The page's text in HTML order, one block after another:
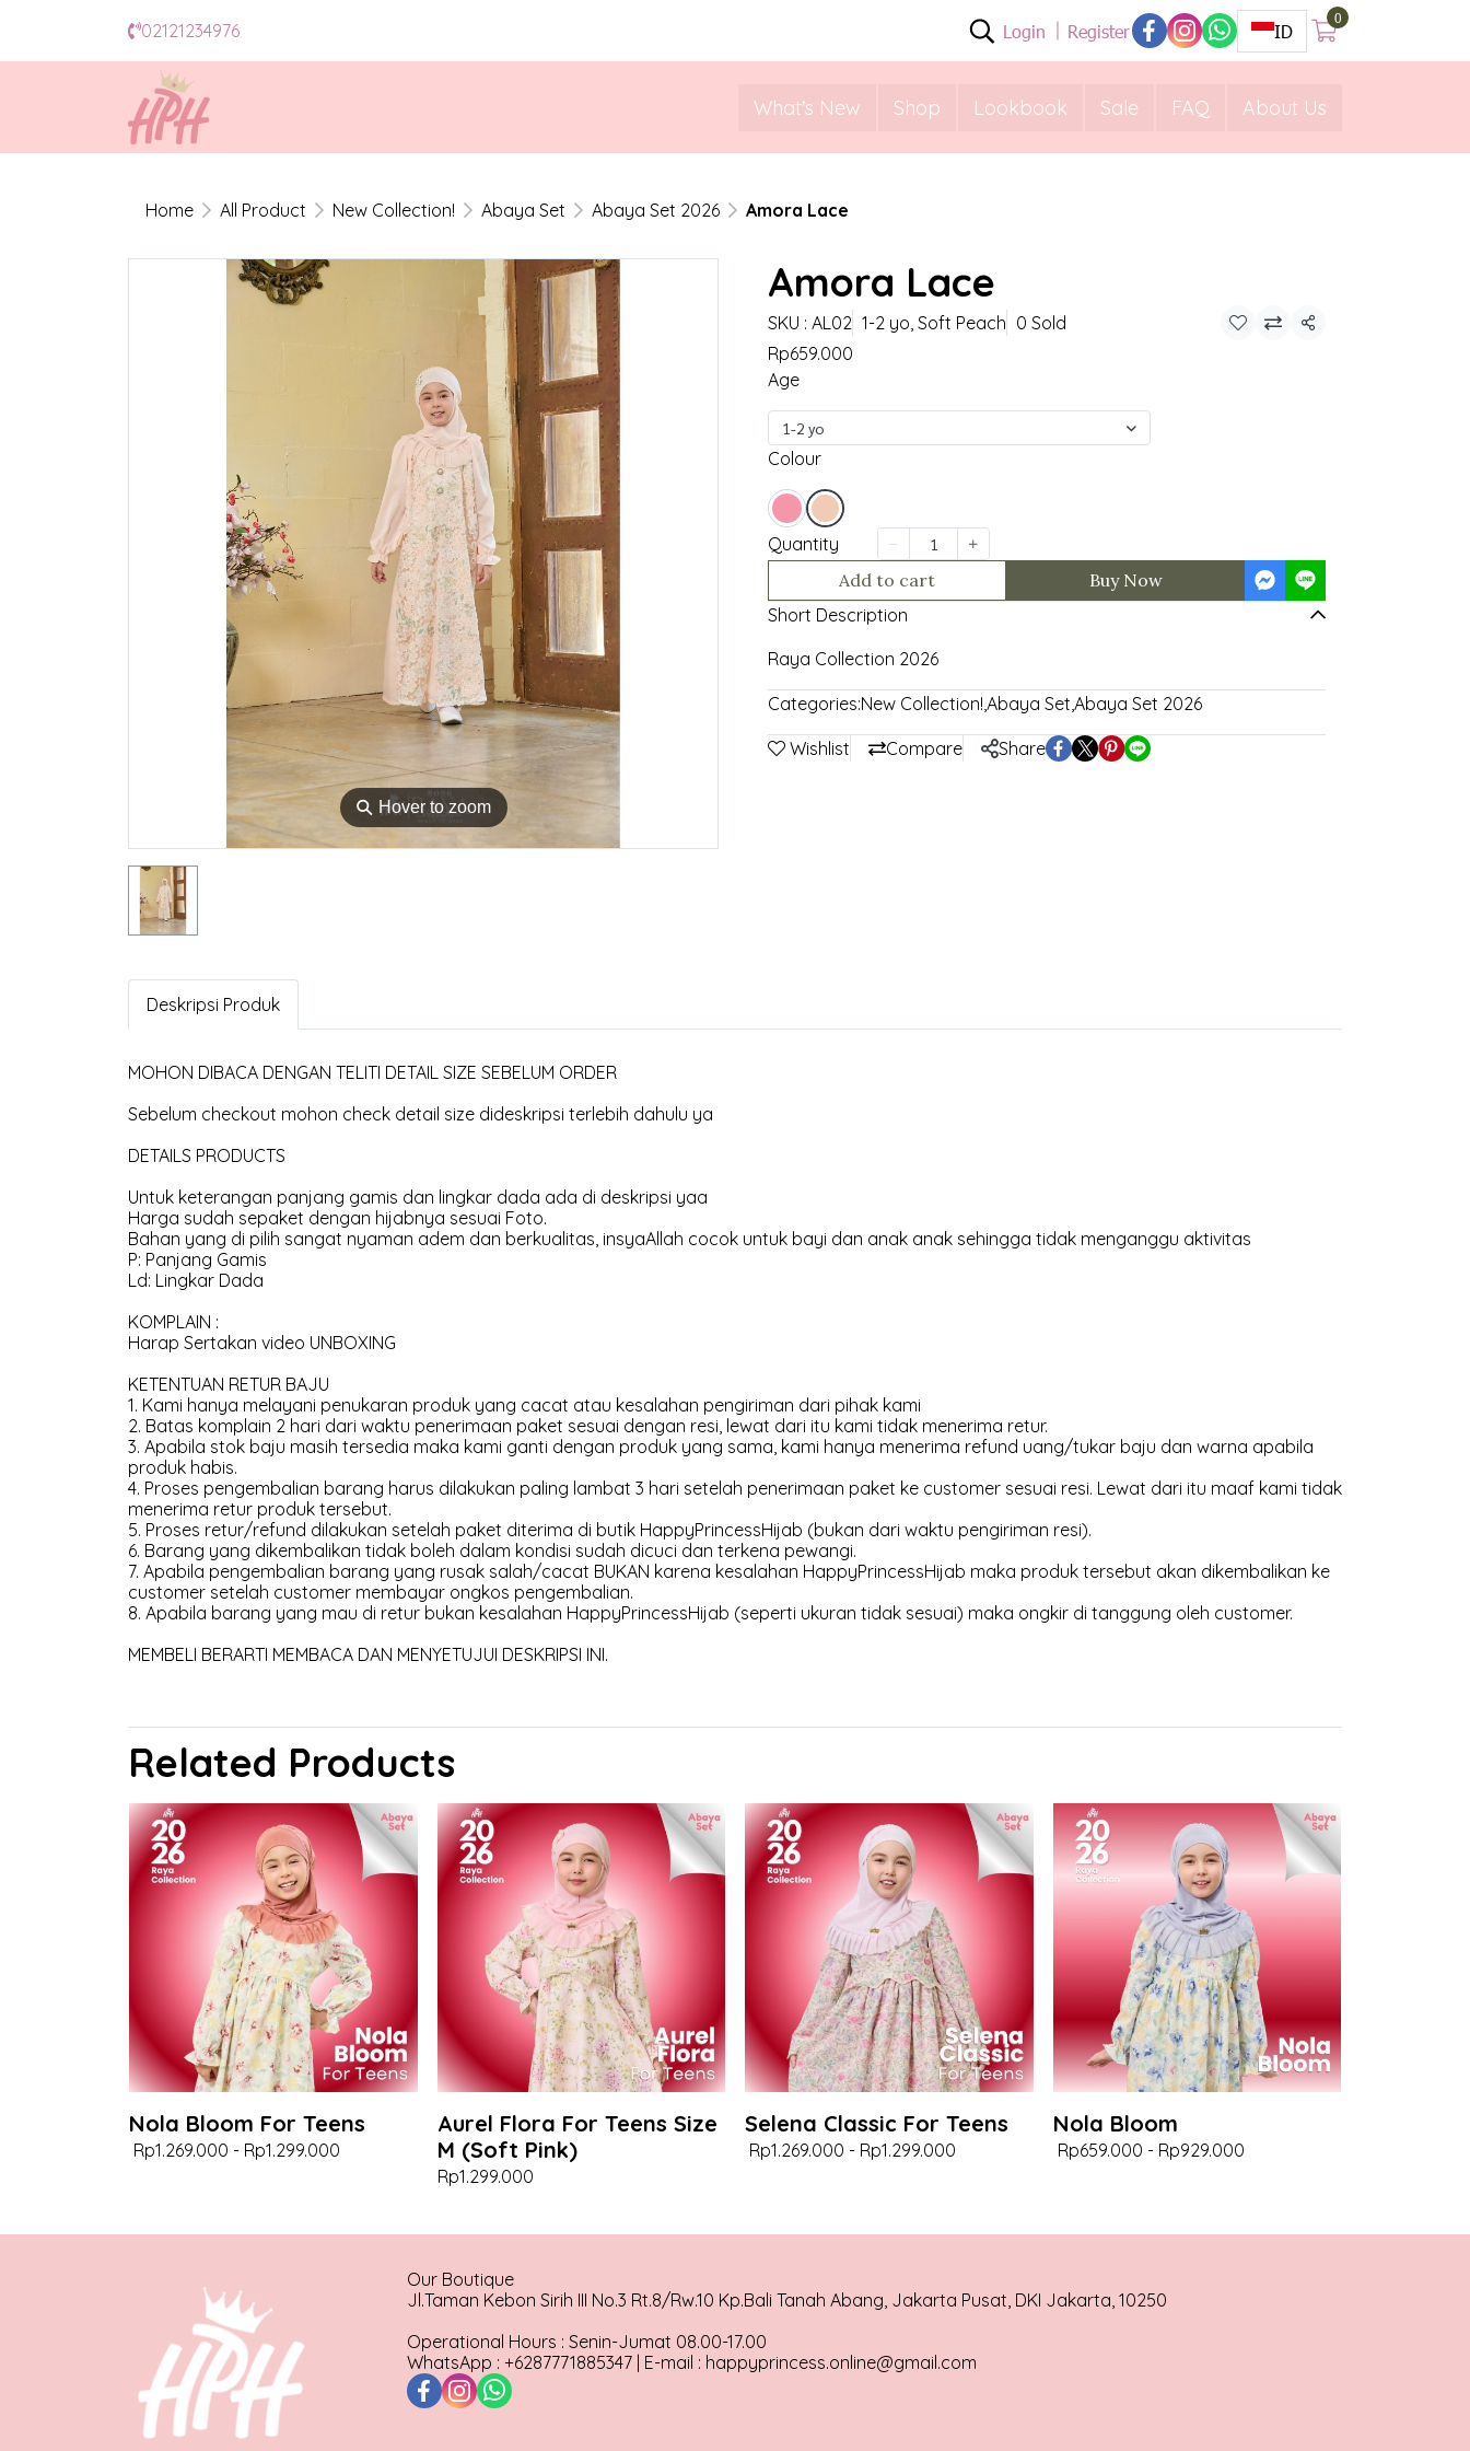
02121234976 Login Register ID
0
What's New Shop Lookbook Sale FAQ About Us
Home All Product New Collection! Abaya Set Abaya Set 2026 Amora Lace
⚲ Hover to zoom
Amora Lace
SKU : AL02 1-2 yo, Soft Peach 0 Sold
Share
Rp659.000
Age
1-2 yo
Colour
Quantity
Add to cart
Buy Now
Short Description
Raya Collection 2026
Categories:New Collection!,Abaya Set,Abaya Set 2026
Wishlist Compare Share
Deskripsi Produk
MOHON DIBACA DENGAN TELITI DETAIL SIZE SEBELUM ORDER
Sebelum checkout mohon check detail size dideskripsi terlebih dahulu ya
DETAILS PRODUCTS
Untuk keterangan panjang gamis dan lingkar dada ada di deskripsi yaa
Harga sudah sepaket dengan hijabnya sesuai Foto.
Bahan yang di pilih sangat nyaman adem dan berkualitas, insyaAllah cocok untuk bayi dan anak anak sehingga tidak menganggu aktivitas
P: Panjang Gamis
Ld: Lingkar Dada
KOMPLAIN :
Harap Sertakan video UNBOXING
KETENTUAN RETUR BAJU
1. Kami hanya melayani penukaran produk yang cacat atau kesalahan pengiriman dari pihak kami
2. Batas komplain 2 hari dari waktu penerimaan paket sesuai dengan resi, lewat dari itu kami tidak menerima retur.
3. Apabila stok baju masih tersedia maka kami ganti dengan produk yang sama, kami hanya menerima refund uang/tukar baju dan warna apabila
produk habis.
4. Proses pengembalian barang harus dilakukan paling lambat 3 hari setelah penerimaan paket ke customer sesuai resi. Lewat dari itu maaf kami tidak
menerima retur produk tersebut.
5. Proses retur/refund dilakukan setelah paket diterima di butik HappyPrincessHijab (bukan dari waktu pengiriman resi).
6. Barang yang dikembalikan tidak boleh dalam kondisi sudah dicuci dan terkena pewangi.
7. Apabila pengembalian barang yang rusak salah/cacat BUKAN karena kesalahan HappyPrincessHijab maka produk tersebut akan dikembalikan ke
customer setelah customer membayar ongkos pengembalian.
8. Apabila barang yang mau di retur bukan kesalahan HappyPrincessHijab (seperti ukuran tidak sesuai) maka ongkir di tanggung oleh customer.
MEMBELI BERARTI MEMBACA DAN MENYETUJUI DESKRIPSI INI.
Related Products
Nola Bloom For Teens
Rp1.269.000 - Rp1.299.000
Aurel Flora For Teens Size
M (Soft Pink)
Rp1.299.000
Selena Classic For Teens
Rp1.269.000 - Rp1.299.000
Nola Bloom
Rp659.000 - Rp929.000
Our Boutique
Jl.Taman Kebon Sirih III No.3 Rt.8/Rw.10 Kp.Bali Tanah Abang, Jakarta Pusat, DKI Jakarta, 10250
Operational Hours : Senin-Jumat 08.00-17.00
WhatsApp : +6287771885347 | E-mail : happyprincess.online@gmail.com